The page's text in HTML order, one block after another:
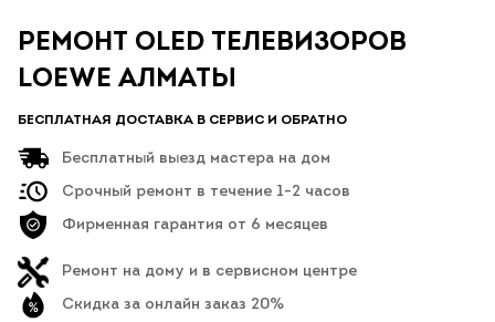
РЕМОНТ OLED ТЕЛЕВИЗОРОВ
LOEWE АЛМАТЫ
БЕСПЛАТНАЯ ДОСТАВКА В СЕРВИС И ОБРАТНО
Бесплатный выезд мастера на дом
Срочный ремонт в течение 1-2 часов
Фирменная гарантия от 6 месяцев
Ремонт на дому и в сервисном центре
Скидка за онлайн заказ 20%